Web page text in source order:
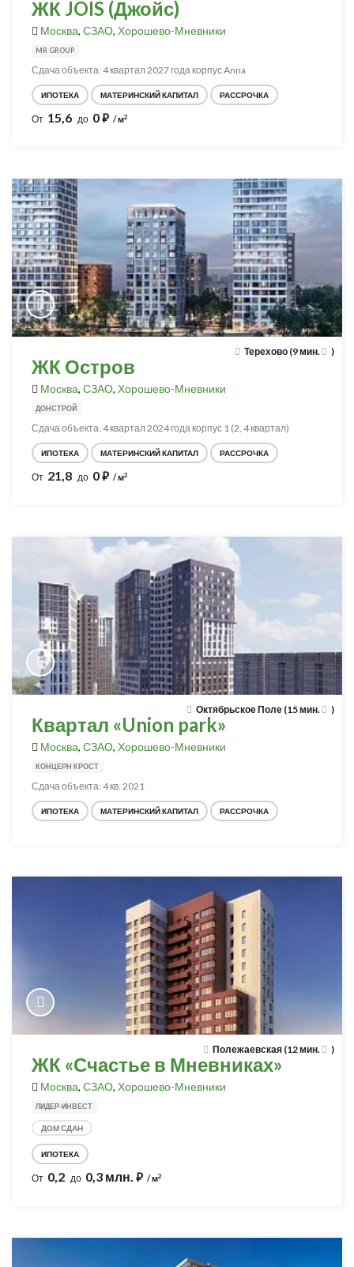
ЖК JOIS (Джойс)
Москва, СЗАО, Хорошево-Мневники
MR GROUP
Сдача объекта: 4 квартал 2027 года корпус Anna
ИПОТЕКА МАТЕРИНСКИЙ КАПИТАЛ РАССРОЧКА
От 15,6 до 0⃏ / м2
Терехово (9 мин. )
ЖК Остров
Москва, СЗАО, Хорошево-Мневники
ДОНСТРОЙ
Сдача объекта: 4 квартал 2024 года корпус 1 (2, 4 квартал)
ИПОТЕКА МАТЕРИНСКИЙ КАПИТАЛ РАССРОЧКА
От 21,8 до 0⃏ / м2
Октябрьское Поле (15 мин. )
Квартал «Union park»
Москва, СЗАО, Хорошево-Мневники
КОНЦЕРН КРОСТ
Сдача объекта: 4 кв. 2021
ИПОТЕКА МАТЕРИНСКИЙ КАПИТАЛ РАССРОЧКА
Полежаевская (12 мин. )
ЖК «Счастье в Мневниках»
Москва, СЗАО, Хорошево-Мневники
ЛИДЕР-ИНВЕСТ
ДОМ СДАН
ИПОТЕКА
От 0,2 до 0,3 млн. ⃏ / м2